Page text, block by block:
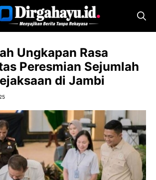
Ungkapan Rasa
Peresmian Sejumlah
di Jambi